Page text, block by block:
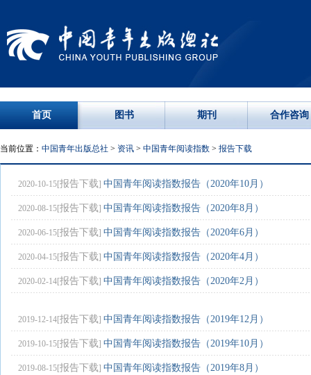
首页 图书 期刊 合作咨询
当前位置： 中国青年出版总社 > 资讯 > 中国青年阅读指数 > 报告下载
2020-10-15[报告下载] 中国青年阅读指数报告（2020年10月）
2020-08-15[报告下载] 中国青年阅读指数报告（2020年8月）
2020-06-15[报告下载] 中国青年阅读指数报告（2020年6月）
2020-04-15[报告下载] 中国青年阅读指数报告（2020年4月）
2020-02-14[报告下载] 中国青年阅读指数报告（2020年2月）
2019-12-14[报告下载] 中国青年阅读指数报告（2019年12月）
2019-10-15[报告下载] 中国青年阅读指数报告（2019年10月）
2019-08-15[报告下载] 中国青年阅读指数报告（2019年8月）